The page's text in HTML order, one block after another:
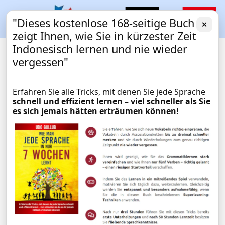
"Dieses kostenlose 168-seitige Buch
zeigt Ihnen, wie Sie in kürzester Zeit
Indonesisch lernen und nie wieder
vergessen"
✕
Erfahren Sie alle Tricks, mit denen Sie jede Sprache
schnell und effizient lernen – viel schneller als Sie
es sich jemals hätten erträumen können!